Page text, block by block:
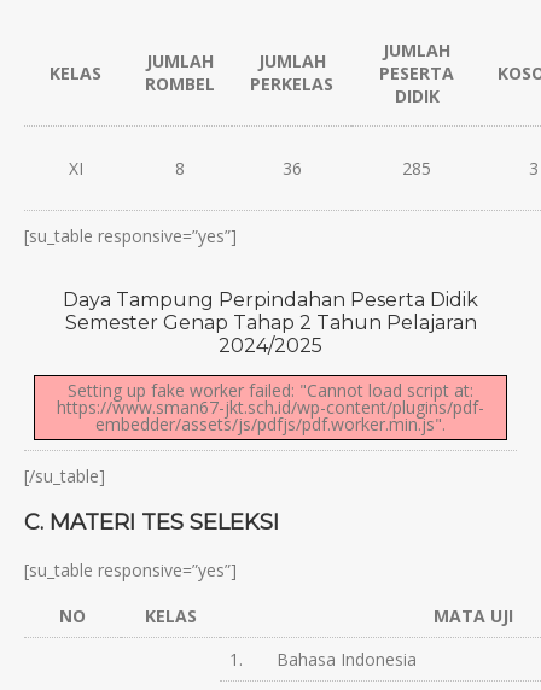
KELAS
JUMLAH
ROMBEL
JUMLAH
PERKELAS
JUMLAH
PESERTA
DIDIK
XI 8 36 285 3
[su_table responsive=”yes”]
Daya Tampung Perpindahan Peserta Didik
Semester Genap Tahap 2 Tahun Pelajaran
2024/2025
Setting up fake worker failed: "Cannot load script at:
https://www.sman67-jkt.sch.id/wp-content/plugins/pdf-
embedder/assets/js/pdfjs/pdf.worker.min.js".
[/su_table]
C. MATERI TES SELEKSI
[su_table responsive=”yes”]
NO
KELAS MATA UJI
1. Bahasa Indonesia